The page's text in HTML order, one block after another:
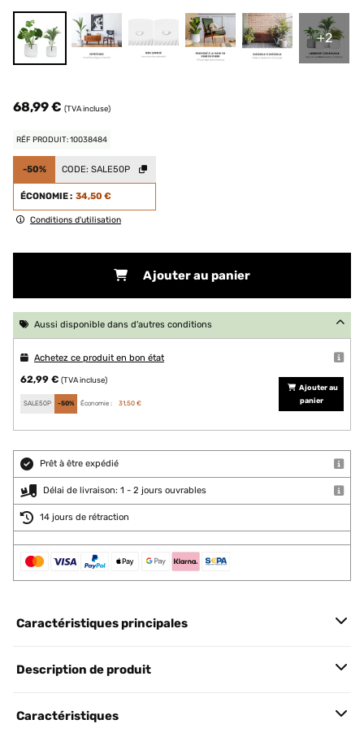
+2
68,99 € (TVA incluse)
RÉF PRODUIT: 10038484
-50% CODE: SALE50P
ÉCONOMIE : 34,50 €
Conditions d'utilisation
Ajouter au panier
Aussi disponible dans d'autres conditions
Achetez ce produit en bon état
62,99 € (TVA incluse)
SALE50P -50% Économie : 31,50 €
Ajouter au
panier
Prêt à être expédié
Délai de livraison: 1 - 2 jours ouvrables
14 jours de rétraction
Caractéristiques principales
Description de produit
Caractéristiques